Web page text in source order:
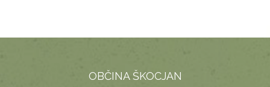
OBČINA ŠKOCJAN